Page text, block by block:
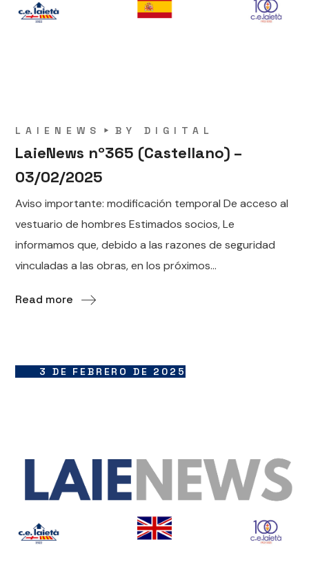
LAIENEWS BYDIGITAL
LaieNews nº365 (Castellano) –
03/02/2025
Aviso importante: modificación temporal De acceso al
vestuario de hombres Estimados socios, Le
informamos que, debido a las razones de seguridad
vinculadas a las obras, en los próximos...
Read more
3 DE FEBRERO DE 2025